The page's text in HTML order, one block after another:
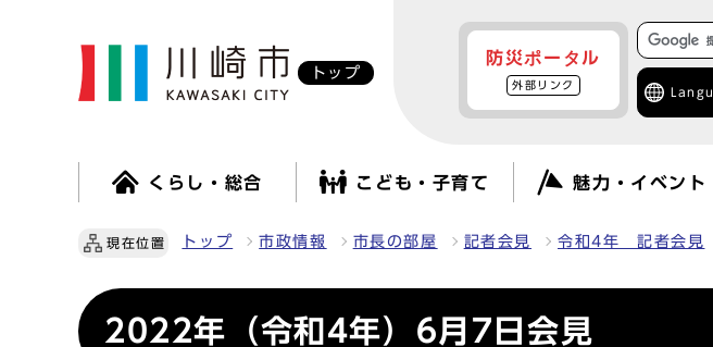
トップ
防災ポータル
外部リンク
くらし・総合 こども・子育て 魅力・イベント
現在位置 トップ 市政情報 市長の部屋 記者会見 令和4年 記者会見
2022年（令和4年）6月7日会見